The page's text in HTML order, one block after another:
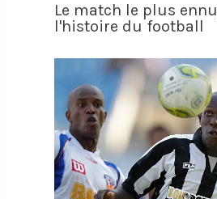
Le match le plus
l'histoire du football